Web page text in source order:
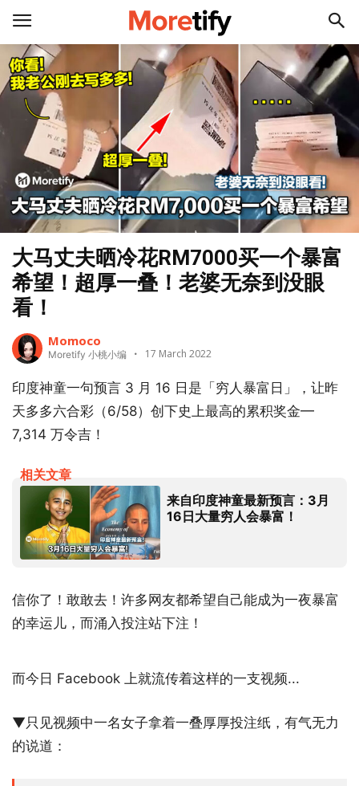
大马丈夫晒冷花RM7000买一个暴富
希望！超厚一叠！老婆无奈到没眼
看！
Momoco
Moretify 小桃小编 17 March 2022
印度神童一句预言 3 月 16 日是「穷人暴富日」，让昨
天多多六合彩（6/58）创下史上最高的累积奖金—
7,314 万令吉！
相关文章
来自印度神童最新预言：3月
16日大量穷人会暴富！
信你了！敢敢去！许多网友都希望自己能成为一夜暴富
的幸运儿，而涌入投注站下注！
而今日 Facebook 上就流传着这样的一支视频...
▼只见视频中一名女子拿着一叠厚厚投注纸，有气无力
的说道：